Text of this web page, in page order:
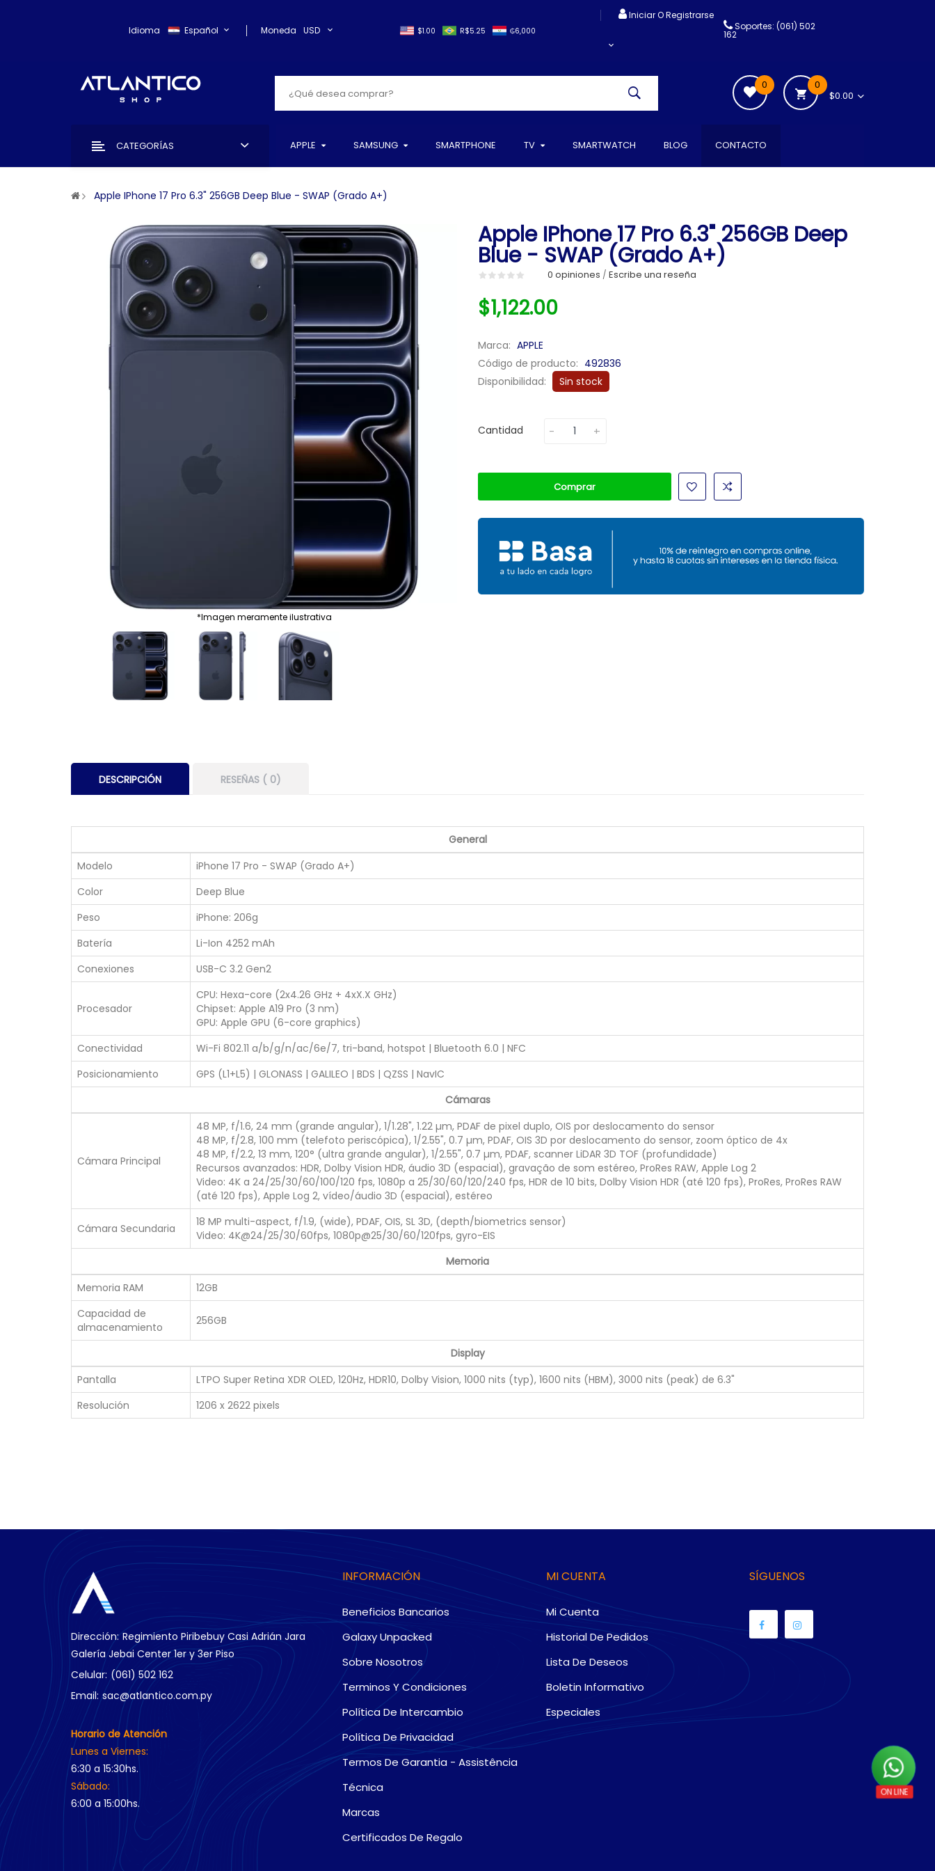
Idioma Español Moneda USD $1.00 ₲6,000
R$5.25
Iniciar O Registrarse
Soportes: (061) 502
162
0
$0.00
0
CATEGORÍAS APPLE SAMSUNG SMARTPHONE TV SMARTWATCH BLOG CONTACTO
Apple IPhone 17 Pro 6.3" 256GB Deep Blue - SWAP (Grado A+)
*Imagen meramente ilustrativa
Apple IPhone 17 Pro 6.3" 256GB Deep
Blue - SWAP (Grado A+)
0 opiniones / Escribe una reseña
$1,122.00
Marca: APPLE
Código de producto: 492836
Disponibilidad:
Sin stock
Cantidad
Comprar
DESCRIPCIÓN RESEÑAS ( 0)
General
Modelo
iPhone 17 Pro - SWAP (Grado A+)
Color
Deep Blue
Peso
iPhone: 206g
Batería
Li-Ion 4252 mAh
Conexiones
USB-C 3.2 Gen2
Procesador
CPU: Hexa-core (2x4.26 GHz + 4xX.X GHz)
Chipset: Apple A19 Pro (3 nm)
GPU: Apple GPU (6-core graphics)
Conectividad
Wi-Fi 802.11 a/b/g/n/ac/6e/7, tri-band, hotspot | Bluetooth 6.0 | NFC
Posicionamiento
GPS (L1+L5) | GLONASS | GALILEO | BDS | QZSS | NavIC
Cámaras
Cámara Principal
48 MP, f/1.6, 24 mm (grande angular), 1/1.28", 1.22 µm, PDAF de pixel duplo, OIS por deslocamento do sensor
48 MP, f/2.8, 100 mm (telefoto periscópica), 1/2.55", 0.7 µm, PDAF, OIS 3D por deslocamento do sensor, zoom óptico de 4x
48 MP, f/2.2, 13 mm, 120° (ultra grande angular), 1/2.55", 0.7 µm, PDAF, scanner LiDAR 3D TOF (profundidade)
Recursos avanzados: HDR, Dolby Vision HDR, áudio 3D (espacial), gravação de som estéreo, ProRes RAW, Apple Log 2
Video: 4K a 24/25/30/60/100/120 fps, 1080p a 25/30/60/120/240 fps, HDR de 10 bits, Dolby Vision HDR (até 120 fps), ProRes, ProRes RAW
(até 120 fps), Apple Log 2, vídeo/áudio 3D (espacial), estéreo
Cámara Secundaria
18 MP multi-aspect, f/1.9, (wide), PDAF, OIS, SL 3D, (depth/biometrics sensor)
Video: 4K@24/25/30/60fps, 1080p@25/30/60/120fps, gyro-EIS
Memoria
Memoria RAM
12GB
Capacidad de
almacenamiento
256GB
Display
Pantalla
LTPO Super Retina XDR OLED, 120Hz, HDR10, Dolby Vision, 1000 nits (typ), 1600 nits (HBM), 3000 nits (peak) de 6.3"
Resolución
1206 x 2622 pixels
Dirección: Regimiento Piribebuy Casi Adrián Jara
Galería Jebai Center 1er y 3er Piso
Celular: (061) 502 162
Email: sac@atlantico.com.py
Horario de Atención
Lunes a Viernes:
6:30 a 15:30hs.
Sábado:
6:00 a 15:00hs.
INFORMACIÓN
Beneficios Bancarios
Galaxy Unpacked
Sobre Nosotros
Terminos Y Condiciones
Política De Intercambio
Política De Privacidad
Termos De Garantia - Assistência
Técnica
Marcas
Certificados De Regalo
MI CUENTA
Mi Cuenta
Historial De Pedidos
Lista De Deseos
Boletin Informativo
Especiales
SÍGUENOS